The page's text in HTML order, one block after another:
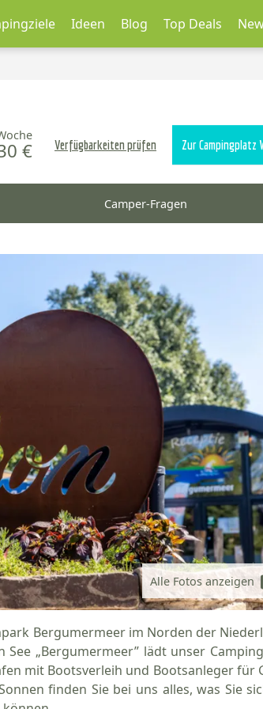
Ideen Blog Top Deals
€ Verfügbarkeiten prüfen Zur Campingplatz
Camper-Fragen
Alle Fotos anzeigen
Bergumermeer im Norden der
„Bergumermeer” lädt unser
mit Bootsverleih und Bootsanleger für
finden Sie bei uns alles, was Sie